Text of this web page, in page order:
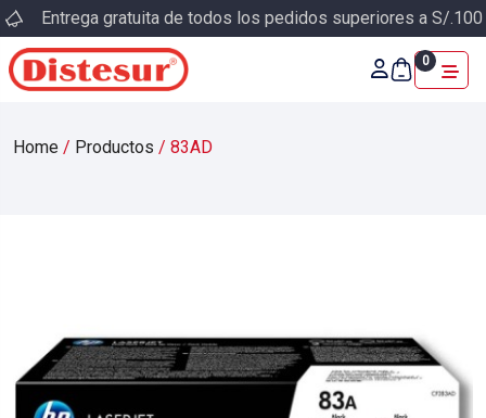
Entrega gratuita de todos los pedidos superiores a S/.100
0
Home / Productos / 83AD